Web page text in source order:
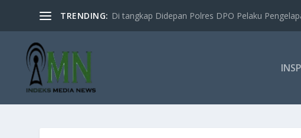
TRENDING: Di tangkap Didepan Polres DPO Pelaku